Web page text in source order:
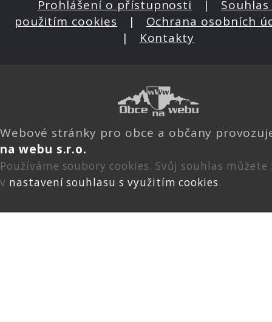
Prohlášení o přístupnosti | Souhlas
použitím cookies | Ochrana osobních
| Kontakty
Webové stránky pro obce a občany
na webu s.r.o.
Používáme soubory cookies. Svůj souhlas
v nastavení souhlasu s využitím cookies.